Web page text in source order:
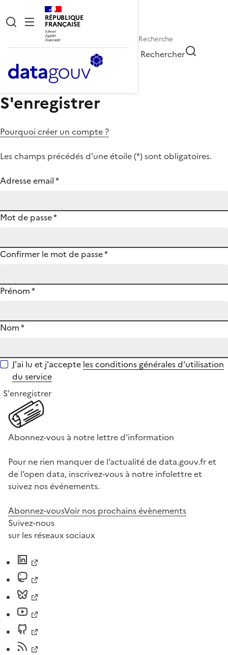
RÉPUBLIQUE
FRANÇAISE
Rechercher
S'enregistrer
Pourquoi créer un compte ?
Les champs précédés d'une étoile (*) sont obligatoires.
Adresse email*
Mot de passe*
Confirmer le mot de passe*
Prénom*
Nom*
J'ai lu et j'accepte les conditions générales d'utilisation
du service
S'enregistrer
Abonnez-vous à notre lettre d'information
Pour ne rien manquer de l’actualité de data.gouv.fr et
de l’open data, inscrivez-vous à notre infolettre et
suivez nos événements.
Abonnez-vousVoir nos prochains évènements
Suivez-nous
sur les réseaux sociaux